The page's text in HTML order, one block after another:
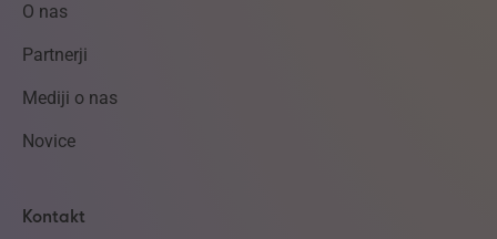
O nas
Partnerji
Mediji o nas
Novice
Kontakt